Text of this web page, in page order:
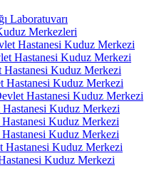
Laboratuvarı
Merkezleri
Hastanesi Kuduz Merkezi
Hastanesi Kuduz Merkezi
Kuduz Merkezi
Hastanesi Kuduz Merkezi
Hastanesi Kuduz Merkezi
Kuduz Merkezi
Kuduz Merkezi
Kuduz Merkezi
Hastanesi Kuduz Merkezi
Kuduz Merkezi